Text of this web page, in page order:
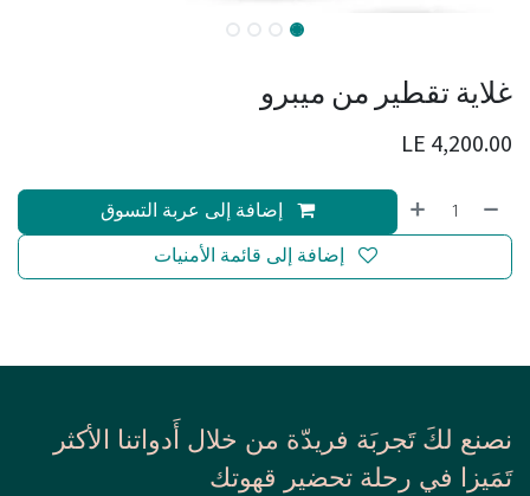
غلاية تقطير من ميبرو
4,200.00
إضافة إلى عربة التسوق
إضافة إلى قائمة الأمنيات
نصنع لكَ تَجربَة فريدّة من خلال أَدواتنا الأكثر
تَمَيزا في رحلة تحضير قهوتك